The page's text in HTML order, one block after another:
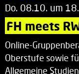
Do. 08.10. um
FH meets
Online-
Oberstufe sowie
Allgemeine